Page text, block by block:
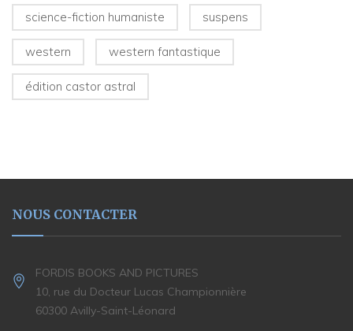
science-fiction humaniste suspens
western western fantastique
édition castor astral
NOUS CONTACTER
FORDIS BOOKS AND PICTURES
10, rue du Docteur Lucas Championnière
60300 Avilly-Saint-Léonard